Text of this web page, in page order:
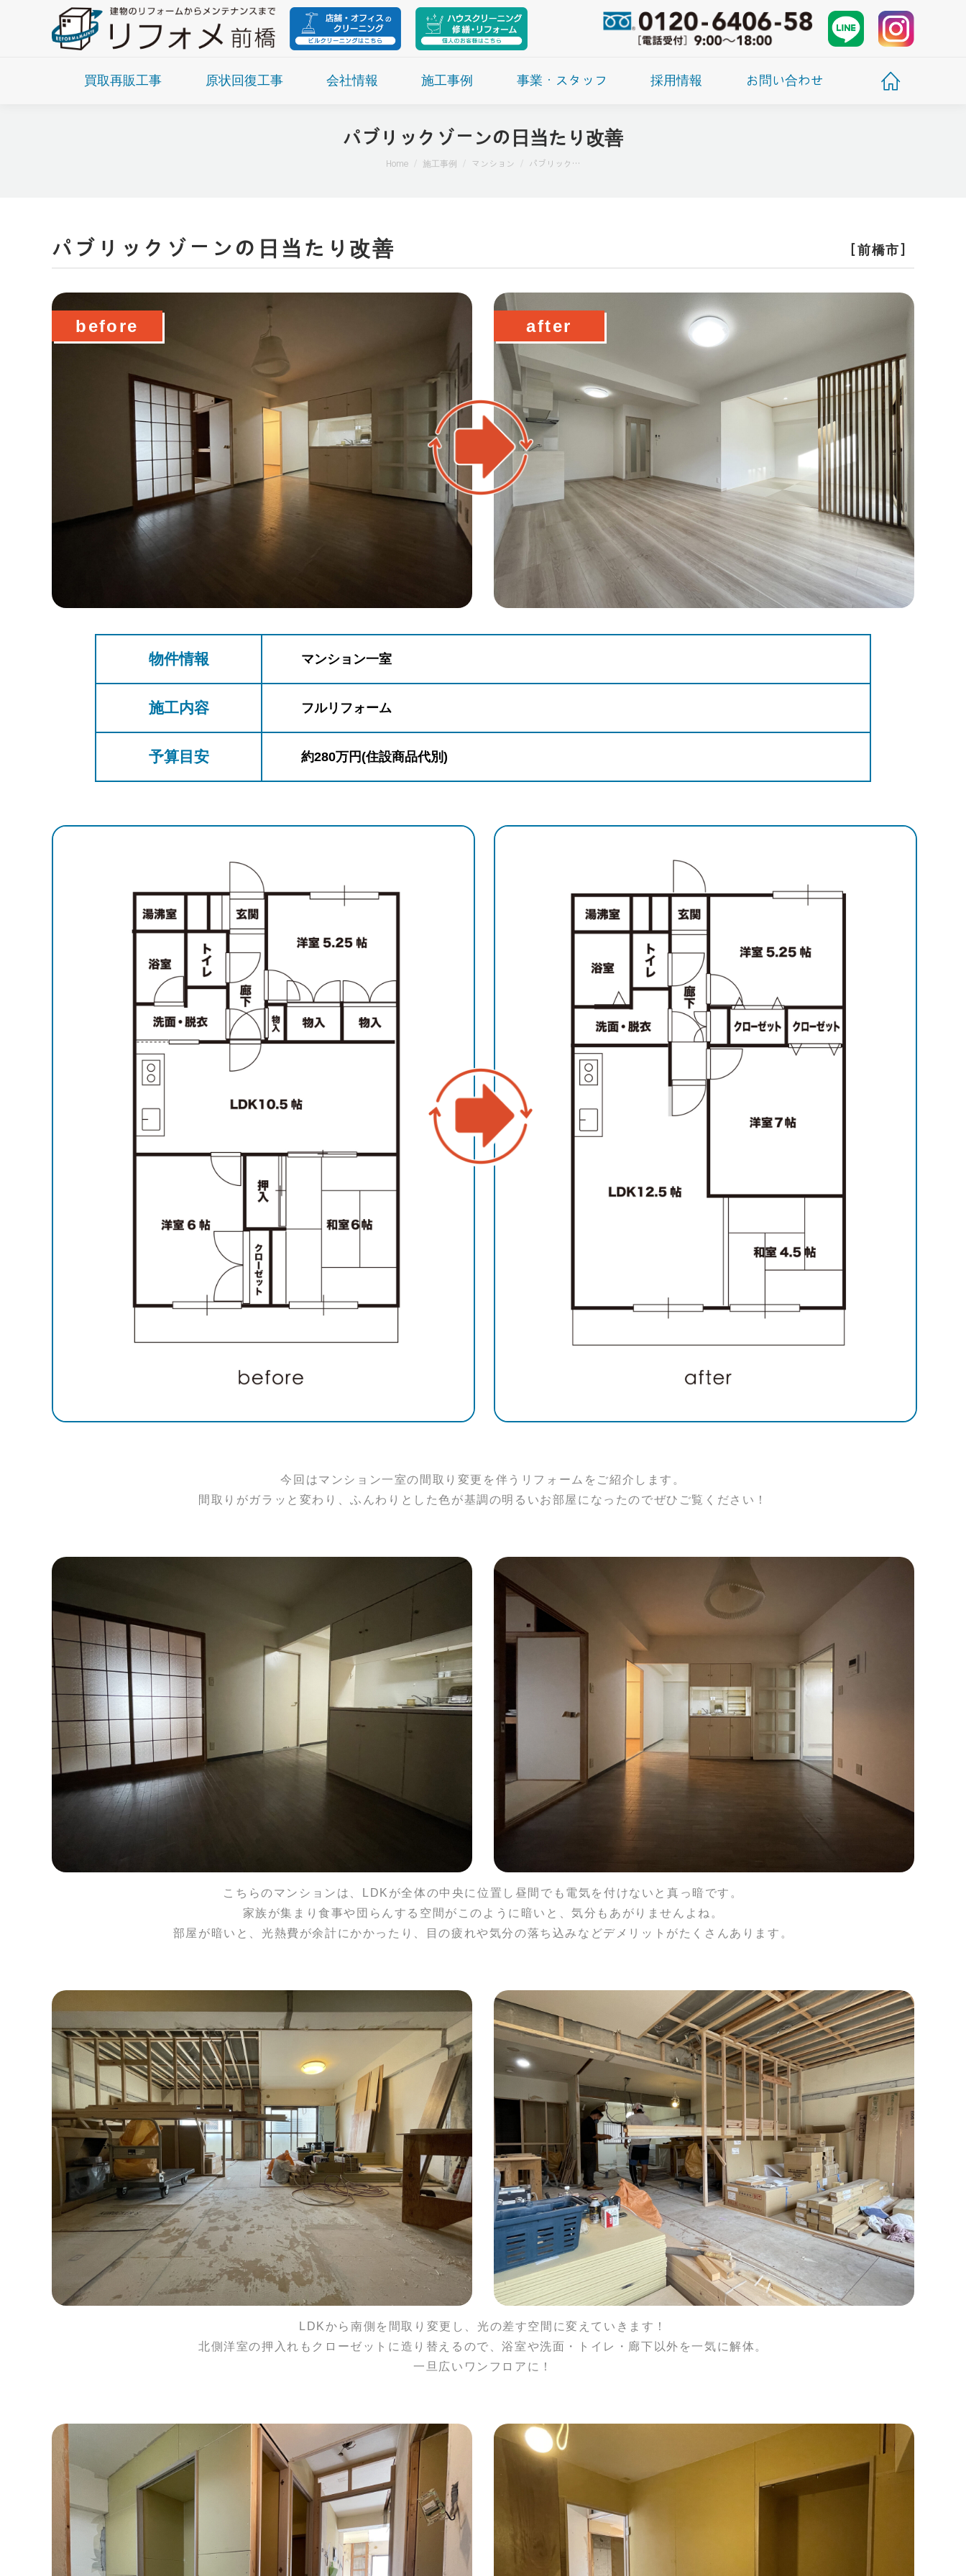
買取再販工事 原状回復工事 会社情報 施工事例 事業・スタッフ 採用情報 お問い合わせ
パブリックゾーンの日当たり改善
現在地:
Home 施工事例 マンション パブリック…
パブリックゾーンの日当たり改善 ［前橋市］
before after
物件情報 マンション一室
施工内容 フルリフォーム
予算目安 約280万円(住設商品代別)
今回はマンション一室の間取り変更を伴うリフォームをご紹介します。
間取りがガラッと変わり、ふんわりとした色が基調の明るいお部屋になったのでぜひご覧ください！
こちらのマンションは、LDKが全体の中央に位置し昼間でも電気を付けないと真っ暗です。
家族が集まり食事や団らんする空間がこのように暗いと、気分もあがりませんよね。
部屋が暗いと、光熱費が余計にかかったり、目の疲れや気分の落ち込みなどデメリットがたくさんあります。
LDKから南側を間取り変更し、光の差す空間に変えていきます！
北側洋室の押入れもクローゼットに造り替えるので、浴室や洗面・トイレ・廊下以外を一気に解体。
一旦広いワンフロアに！